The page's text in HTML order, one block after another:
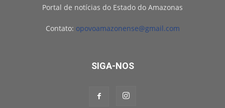
Portal de notícias do Estado do Amazonas
Contato: opovoamazonense@gmail.com
SIGA-NOS